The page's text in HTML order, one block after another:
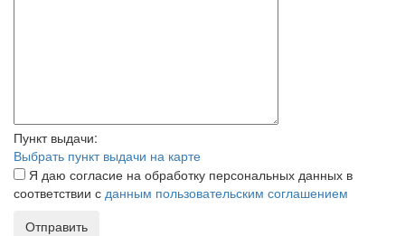
Пункт выдачи:
Выбрать пункт выдачи на карте
Я даю согласие на обработку персональных данных в
соответствии с данным пользовательским соглашением
Отправить